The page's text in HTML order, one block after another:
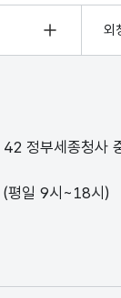
외
정부세종청사
(평일 9시~18시)